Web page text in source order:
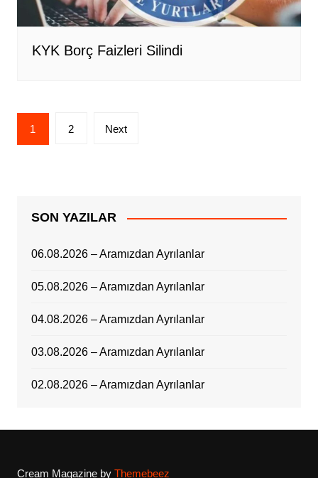
KYK Borç Faizleri Silindi
Yazı
sayfalandırması
1 2 Next
SON YAZILAR
06.08.2026 – Aramızdan Ayrılanlar
05.08.2026 – Aramızdan Ayrılanlar
04.08.2026 – Aramızdan Ayrılanlar
03.08.2026 – Aramızdan Ayrılanlar
02.08.2026 – Aramızdan Ayrılanlar
Cream Magazine by Themebeez